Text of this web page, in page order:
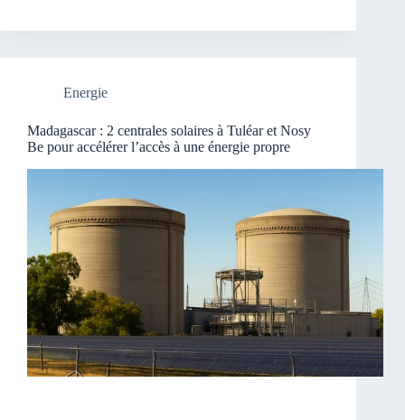
Energie
Madagascar : 2 centrales solaires à Tuléar et Nosy
Be pour accélérer l’accès à une énergie propre